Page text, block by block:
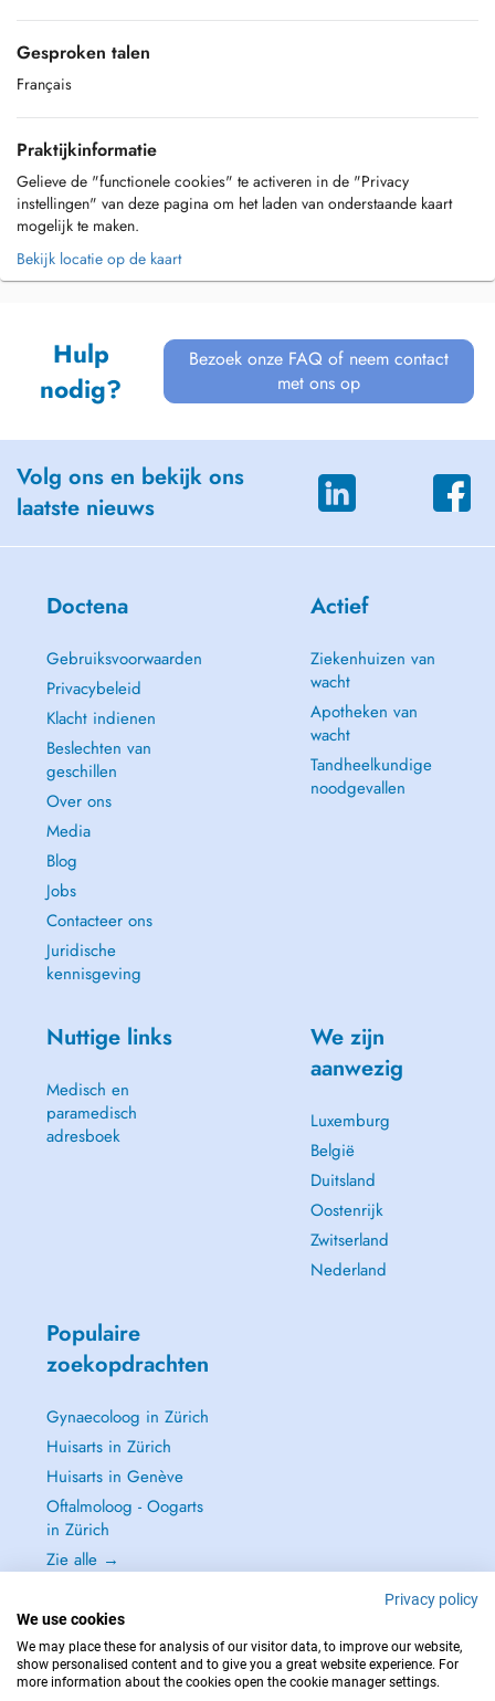
Gesproken talen
Français
Praktijkinformatie
Gelieve de "functionele cookies" te activeren in de "Privacy
instellingen" van deze pagina om het laden van onderstaande kaart
mogelijk te maken.
Bekijk locatie op de kaart
Hulp
nodig?
Bezoek onze FAQ of neem contact
met ons op
Volg ons en bekijk ons
laatste nieuws
Doctena
Gebruiksvoorwaarden
Privacybeleid
Klacht indienen
Beslechten van
geschillen
Over ons
Media
Blog
Jobs
Contacteer ons
Juridische
kennisgeving
Actief
Ziekenhuizen van
wacht
Apotheken van
wacht
Tandheelkundige
noodgevallen
Nuttige links
Medisch en
paramedisch
adresboek
We zijn
aanwezig
Luxemburg
België
Duitsland
Oostenrijk
Zwitserland
Nederland
Populaire
zoekopdrachten
Gynaecoloog in Zürich
Huisarts in Zürich
Huisarts in Genève
Oftalmoloog - Oogarts
in Zürich
Zie alle →
NEEM IN GEVAL VAN NOOD CONTACT OP MET : 144
Privacy policy
We use cookies
We may place these for analysis of our visitor data, to improve our website,
show personalised content and to give you a great website experience. For
more information about the cookies open the cookie manager settings.